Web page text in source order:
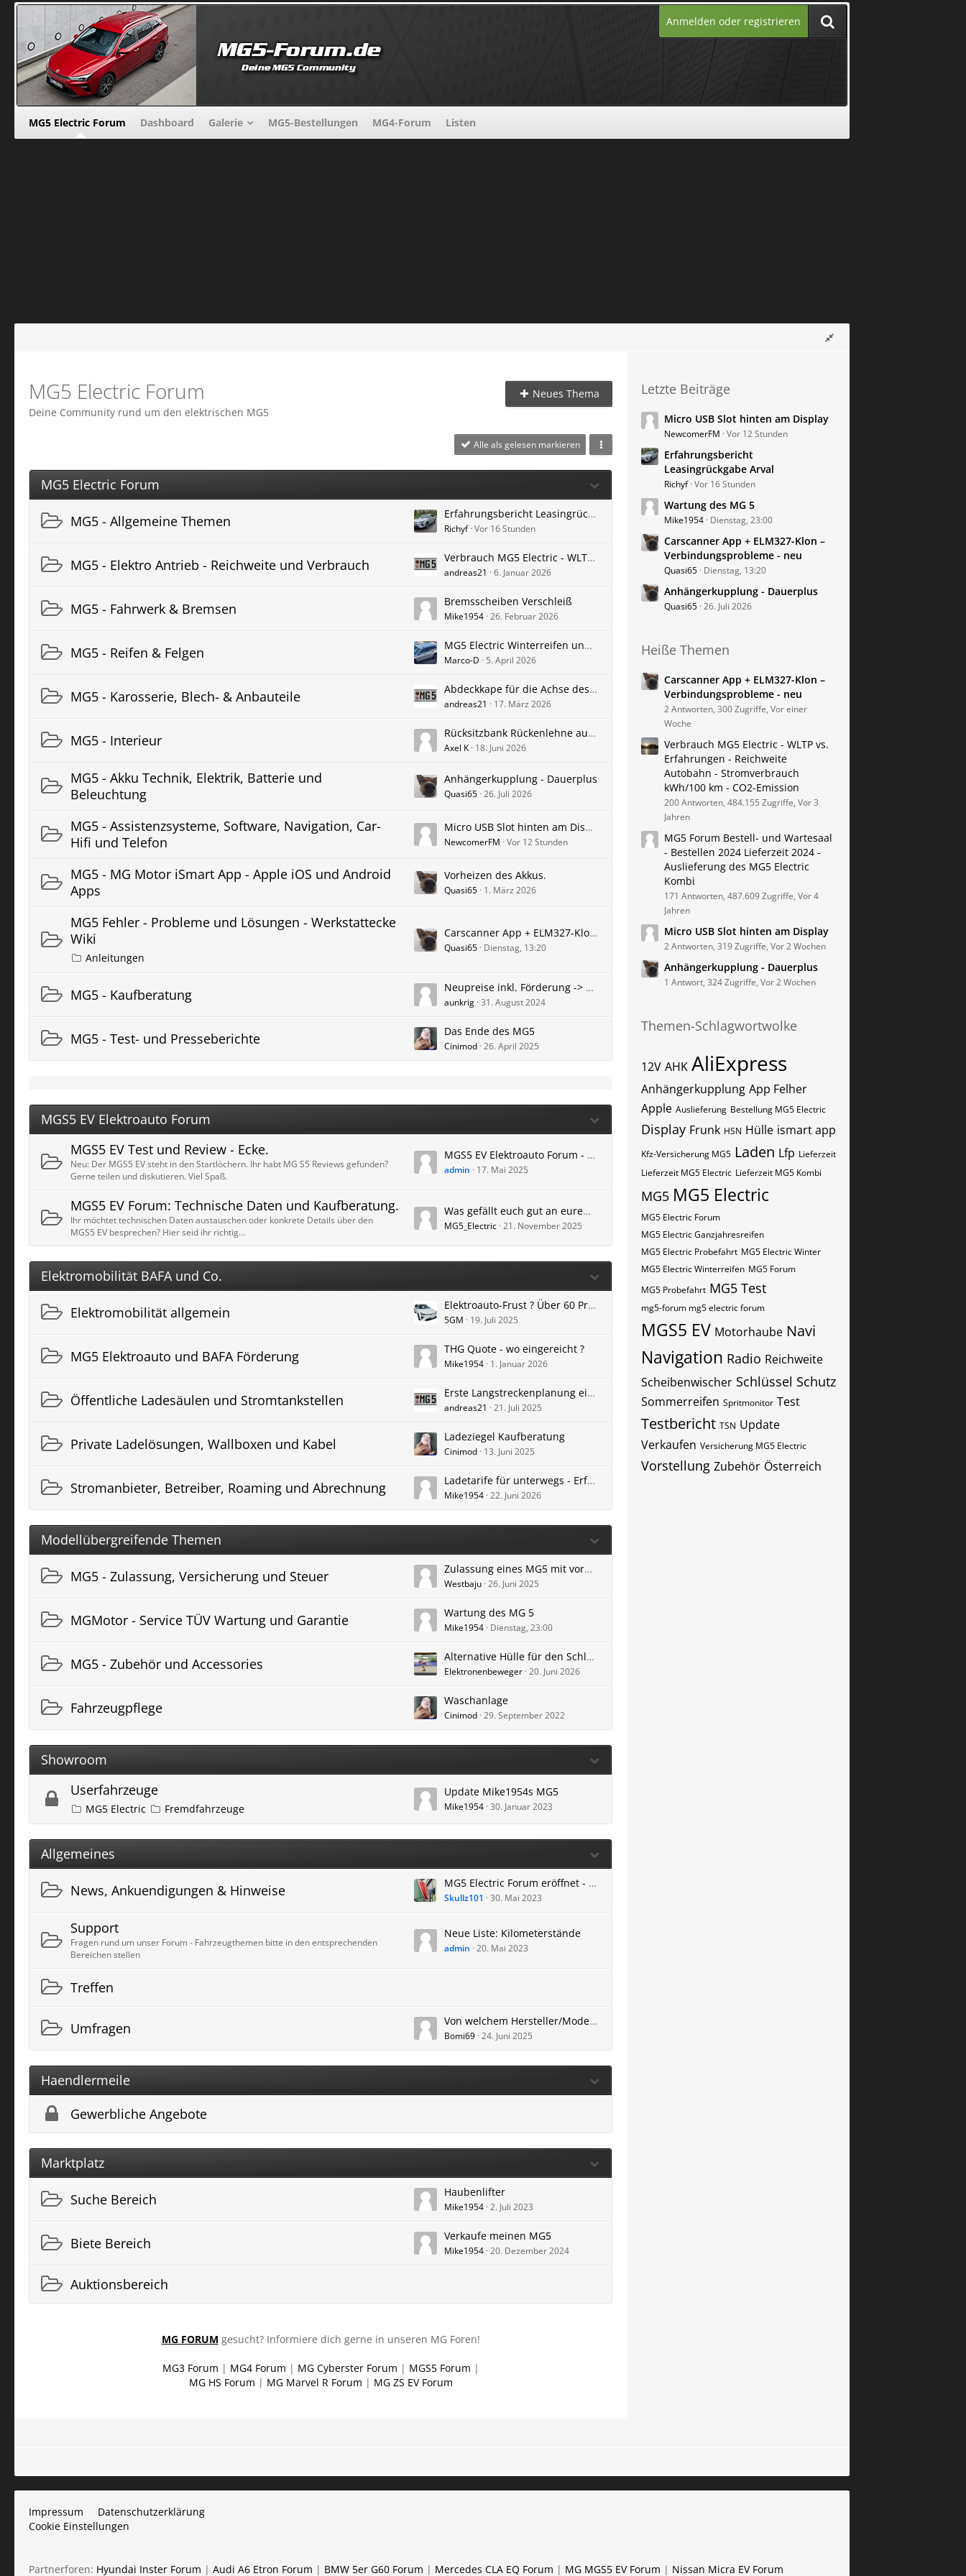
Anmelden oder registrieren
MG5 Electric Forum Dashboard Galerie MG5-Bestellungen MG4-Forum Listen
MG5 Electric Forum
Deine Community rund um den elektrischen MG5
Neues Thema
Alle als gelesen markieren
MG5 Electric Forum
MG5 - Allgemeine Themen Erfahrungsbericht Leasingrückgabe Arval
Richyf Vor 16 Stunden
MG5 - Elektro Antrieb - Reichweite und Verbrauch Verbrauch MG5 Electric - WLTP vs. Erfahrungen - Reichweite Autobahn - Stromverbrauch kWh/100 km - CO2-Emission
andreas21 6. Januar 2026
MG5 - Fahrwerk & Bremsen Bremsscheiben Verschleiß
Mike1954 26. Februar 2026
MG5 - Reifen & Felgen MG5 Electric Winterreifen und Winterkompletträder - MGmotor und Zubehörräder - Erfahrungen und Bilder
Marco-D 5. April 2026
MG5 - Karosserie, Blech- & Anbauteile Abdeckkape für die Achse des Heckscheibenwischers
andreas21 17. März 2026
MG5 - Interieur Rücksitzbank Rückenlehne ausbauen
Axel K 18. Juni 2026
MG5 - Akku Technik, Elektrik, Batterie und
Beleuchtung
Anhängerkupplung - Dauerplus
Quasi65 26. Juli 2026
MG5 - Assistenzsysteme, Software, Navigation, Car-
Hifi und Telefon
Micro USB Slot hinten am Display
NewcomerFM Vor 12 Stunden
MG5 - MG Motor iSmart App - Apple iOS und Android
Apps
Vorheizen des Akkus.
Quasi65 1. März 2026
MG5 Fehler - Probleme und Lösungen - Werkstattecke
Wiki
Anleitungen
Carscanner App + ELM327-Klon – Verbindungsprobleme - neu
Quasi65 Dienstag, 13:20
MG5 - Kaufberatung Neupreise inkl. Förderung -> Gebrauchtpreise
aunkrig 31. August 2024
MG5 - Test- und Presseberichte Das Ende des MG5
Cinimod 26. April 2025
MGS5 EV Elektroauto Forum
MGS5 EV Test und Review - Ecke.
Neu: Der MGS5 EV steht in den Startlöchern. Ihr habt MG S5 Reviews gefunden?
Gerne teilen und diskutieren. Viel Spaß.
MGS5 EV Elektroauto Forum - Video Thread - MG S5 YouTube Videos Test Review
admin 17. Mai 2025
MGS5 EV Forum: Technische Daten und Kaufberatung.
Ihr möchtet technischen Daten austauschen oder konkrete Details über den
MGS5 EV besprechen? Hier seid ihr richtig…
Was gefällt euch gut an eurem S5 und was weniger?
MG5_Electric 21. November 2025
Elektromobilität BAFA und Co.
Elektromobilität allgemein Elektroauto-Frust ? Über 60 Prozent raten von dieser Automarke ab
5GM 19. Juli 2025
MG5 Elektroauto und BAFA Förderung THG Quote - wo eingereicht ?
Mike1954 1. Januar 2026
Öffentliche Ladesäulen und Stromtankstellen Erste Langstreckenplanung eines Anfängers
andreas21 21. Juli 2025
Private Ladelösungen, Wallboxen und Kabel Ladeziegel Kaufberatung
Cinimod 13. Juni 2025
Stromanbieter, Betreiber, Roaming und Abrechnung Ladetarife für unterwegs - Erfahrungen
Mike1954 22. Juni 2026
Modellübergreifende Themen
MG5 - Zulassung, Versicherung und Steuer Zulassung eines MG5 mit vorheriger niederländischer Tageszulassung in Deutschland
Westbaju 26. Juni 2025
MGMotor - Service TÜV Wartung und Garantie Wartung des MG 5
Mike1954 Dienstag, 23:00
MG5 - Zubehör und Accessories Alternative Hülle für den Schlüssel
Elektronenbeweger 20. Juni 2026
Fahrzeugpflege Waschanlage
Cinimod 29. September 2022
Showroom
Userfahrzeuge
MG5 Electric Fremdfahrzeuge
Update Mike1954s MG5
Mike1954 30. Januar 2023
Allgemeines
News, Ankuendigungen & Hinweise MG5 Electric Forum eröffnet - Lieferzeit, technische Daten, Anhängerkupplung und mehr
Skullz101 30. Mai 2023
Support
Fragen rund um unser Forum - Fahrzeugthemen bitte in den entsprechenden
Bereichen stellen
Neue Liste: Kilometerstände
admin 20. Mai 2023
Treffen
Umfragen Von welchem Hersteller/Modell kommt ihr und warum wechselt ihr zum MG5 Electric?
Bomi69 24. Juni 2025
Haendlermeile
Gewerbliche Angebote
Marktplatz
Suche Bereich Haubenlifter
Mike1954 2. Juli 2023
Biete Bereich Verkaufe meinen MG5
Mike1954 20. Dezember 2024
Auktionsbereich
MG FORUM gesucht? Informiere dich gerne in unseren MG Foren!
MG3 Forum | MG4 Forum | MG Cyberster Forum | MGS5 Forum |
MG HS Forum | MG Marvel R Forum | MG ZS EV Forum
Letzte Beiträge
Micro USB Slot hinten am Display
NewcomerFM Vor 12 Stunden
Erfahrungsbericht
Leasingrückgabe Arval
Richyf Vor 16 Stunden
Wartung des MG 5
Mike1954 Dienstag, 23:00
Carscanner App + ELM327-Klon –
Verbindungsprobleme - neu
Quasi65 Dienstag, 13:20
Anhängerkupplung - Dauerplus
Quasi65 26. Juli 2026
Heiße Themen
Carscanner App + ELM327-Klon –
Verbindungsprobleme - neu
2 Antworten, 300 Zugriffe, Vor einer
Woche
Verbrauch MG5 Electric - WLTP vs.
Erfahrungen - Reichweite
Autobahn - Stromverbrauch
kWh/100 km - CO2-Emission
200 Antworten, 484.155 Zugriffe, Vor 3
Jahren
MG5 Forum Bestell- und Wartesaal
- Bestellen 2024 Lieferzeit 2024 -
Auslieferung des MG5 Electric
Kombi
171 Antworten, 487.609 Zugriffe, Vor 4
Jahren
Micro USB Slot hinten am Display
2 Antworten, 319 Zugriffe, Vor 2 Wochen
Anhängerkupplung - Dauerplus
1 Antwort, 324 Zugriffe, Vor 2 Wochen
Themen-Schlagwortwolke
12V AHK AliExpress
Anhängerkupplung App Felher
Apple Auslieferung Bestellung MG5 Electric
Display Frunk HSN Hülle ismart app
Kfz-Versicherung MG5 Laden Lfp Lieferzeit
Lieferzeit MG5 Electric Lieferzeit MG5 Kombi
MG5 MG5 Electric
MG5 Electric Forum
MG5 Electric Ganzjahresreifen
MG5 Electric Probefahrt MG5 Electric Winter
MG5 Electric Winterreifen MG5 Forum
MG5 Probefahrt MG5 Test
mg5-forum mg5 electric forum
MGS5 EV Motorhaube Navi
Navigation Radio Reichweite
Scheibenwischer Schlüssel Schutz
Sommerreifen Spritmonitor Test
Testbericht TSN Update
Verkaufen Versicherung MG5 Electric
Vorstellung Zubehör Österreich
Impressum
Datenschutzerklärung
Cookie Einstellungen
Partnerforen: Hyundai Inster Forum | Audi A6 Etron Forum | BMW 5er G60 Forum | Mercedes CLA EQ Forum | MG MGS5 EV Forum | Nissan Micra EV Forum